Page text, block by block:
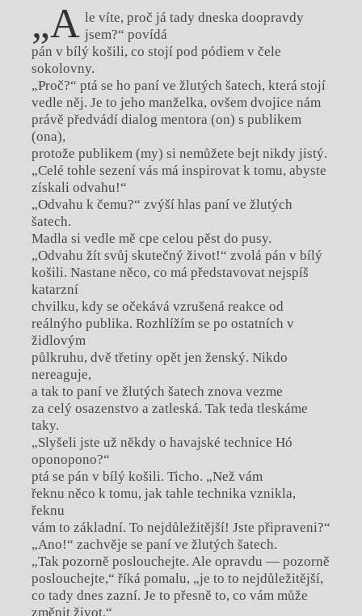
„A le víte, proč já tady dneska doopravdy
jsem?“ povídá
pán v bílý košili, co stojí pod pódiem v čele
sokolovny.
„Proč?“ ptá se ho paní ve žlutých šatech, která stojí
vedle něj. Je to jeho manželka, ovšem dvojice nám
právě předvádí dialog mentora (on) s publikem
(ona),
protože publikem (my) si nemůžete bejt nikdy jistý.
„Celé tohle sezení vás má inspirovat k tomu, abyste
získali odvahu!“
„Odvahu k čemu?“ zvýší hlas paní ve žlutých
šatech.
Madla si vedle mě cpe celou pěst do pusy.
„Odvahu žít svůj skutečný život!“ zvolá pán v bílý
košili. Nastane něco, co má představovat nejspíš
katarzní
chvilku, kdy se očekává vzrušená reakce od
reálnýho publika. Rozhlížím se po ostatních v
židlovým
půlkruhu, dvě třetiny opět jen ženský. Nikdo
nereaguje,
a tak to paní ve žlutých šatech znova vezme
za celý osazenstvo a zatleská. Tak teda tleskáme
taky.
„Slyšeli jste už někdy o havajské technice Hó
oponopono?“
ptá se pán v bílý košili. Ticho. „Než vám
řeknu něco k tomu, jak tahle technika vznikla,
řeknu
vám to základní. To nejdůležitější! Jste připraveni?“
„Ano!“ zachvěje se paní ve žlutých šatech.
„Tak pozorně poslouchejte. Ale opravdu — pozorně
poslouchejte,“ říká pomalu, „je to to nejdůležitější,
co tady dnes zazní. Je to přesně to, co vám může
změnit život.“